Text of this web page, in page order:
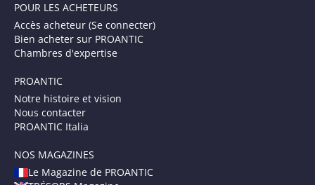
POUR LES ACHETEURS
Accès acheteur (Se connecter)
Bien acheter sur PROANTIC
Chambres d'expertise
PROANTIC
Notre histoire et vision
Nous contacter
PROANTIC Italia
NOS MAGAZINES
Le Magazine de PROANTIC